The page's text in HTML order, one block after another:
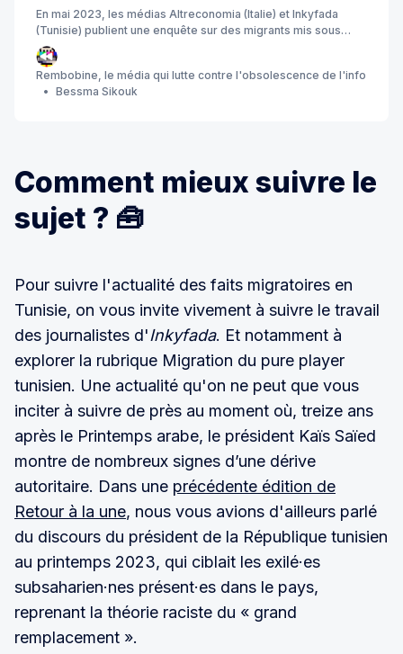
En mai 2023, les médias Altreconomia (Italie) et Inkyfada
(Tunisie) publient une enquête sur des migrants mis sous
sédatifs sans leur consentement dans plusieurs centres de
rétention à travers l’Italie. Lorenzo Figoni, co-auteur de
l’enquête, répond à nos questions sur les coulisses de leur
enquête.
Rembobine, le média qui lutte contre l'obsolescence de l'info
Bessma Sikouk
Comment mieux suivre le
sujet ? 🧰
Pour suivre l'actualité des faits migratoires en
Tunisie, on vous invite vivement à suivre le travail
des journalistes d'Inkyfada. Et notamment à
explorer la rubrique Migration du pure player
tunisien. Une actualité qu'on ne peut que vous
inciter à suivre de près au moment où, treize ans
après le Printemps arabe, le président Kaïs Saïed
montre de nombreux signes d’une dérive
autoritaire. Dans une précédente édition de
Retour à la une, nous vous avions d'ailleurs parlé
du discours du président de la République tunisien
au printemps 2023, qui ciblait les exilé·es
subsaharien·nes présent·es dans le pays,
reprenant la théorie raciste du « grand
remplacement ».